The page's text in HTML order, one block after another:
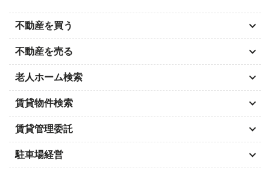
不動産を買う
不動産を売る
老人ホーム検索
賃貸物件検索
賃貸管理委託
駐車場経営